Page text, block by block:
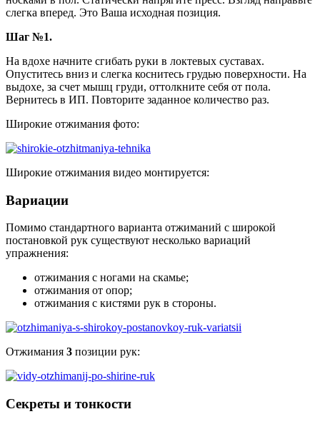
слегка вперед. Это Ваша исходная позиция.
Шаг №1.
На вдохе начните сгибать руки в локтевых суставах.
Опуститесь вниз и слегка коснитесь грудью поверхности. На
выдохе, за счет мышц груди, оттолкните себя от пола.
Вернитесь в ИП. Повторите заданное количество раз.
Широкие отжимания фото:
Широкие отжимания видео монтируется:
Вариации
Помимо стандартного варианта отжиманий с широкой
постановкой рук существуют несколько вариаций
упражнения:
отжимания с ногами на скамье;
отжимания от опор;
отжимания с кистями рук в стороны.
Отжимания 3 позиции рук:
Секреты и тонкости